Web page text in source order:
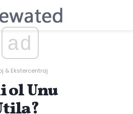
ad
& Ekstercentraj
ol Unu